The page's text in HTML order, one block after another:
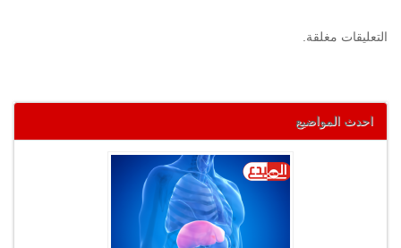
التعليقات مغلقة.
احدث المواضيع